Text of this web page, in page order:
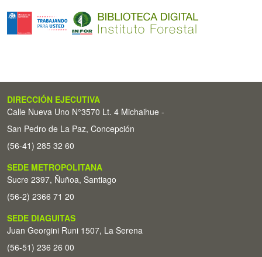
DIRECCIÓN EJECUTIVA
Calle Nueva Uno N°3570 Lt. 4 Michaihue -
San Pedro de La Paz, Concepción
(56-41) 285 32 60
SEDE METROPOLITANA
Sucre 2397, Ñuñoa, Santiago
(56-2) 2366 71 20
SEDE DIAGUITAS
Juan Georgini Runi 1507, La Serena
(56-51) 236 26 00